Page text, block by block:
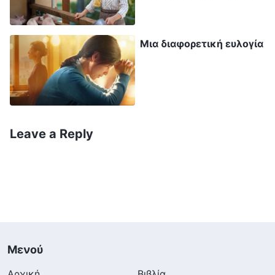
πράγματα και δαπάνησα τον εαυτό μου τόσο
όσο κι αυτοί. Γιατί έδωσε υγιές σώμα ο Θεός σε
αυτούς και όχι σ’ εμένα;» Όσο περισσότερο
σκεφτόμουν έτσι, τόσο μεγαλύτερη ανησυχία
και άγχος ένιωθα για την ασθένειά μου.
«Το πώς θα είναι η υγεία κάποιου σε μια
Μια διαφορετική ευλογία
Leave a Reply
Μενού